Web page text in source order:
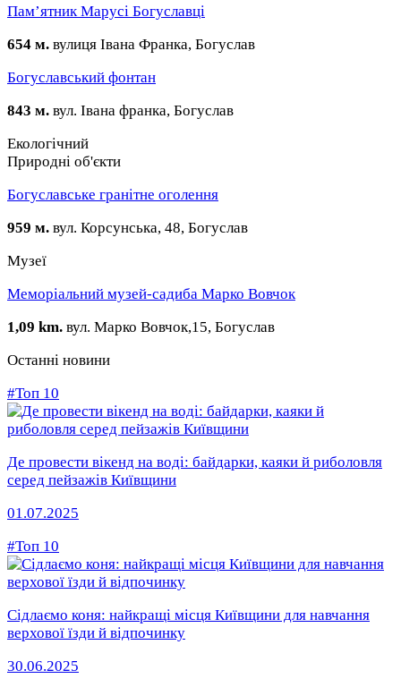
Пам’ятник Марусі Богуславці
654 м. вулиця Івана Франка, Богуслав
Богуславський фонтан
843 м. вул. Івана франка, Богуслав
Екологічний
Природні об'єкти
Богуславське гранітне оголення
959 м. вул. Корсунська, 48, Богуслав
Музеї
Меморіальний музей-садиба Марко Вовчок
1,09 km. вул. Марко Вовчок,15, Богуслав
Останні новини
#Топ 10
Де провести вікенд на воді: байдарки, каяки й риболовля
серед пейзажів Київщини
01.07.2025
#Топ 10
Сідлаємо коня: найкращі місця Київщини для навчання
верхової їзди й відпочинку
30.06.2025